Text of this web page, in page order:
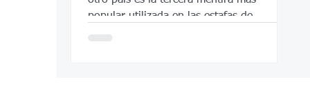
popular utilizada en las estafas de